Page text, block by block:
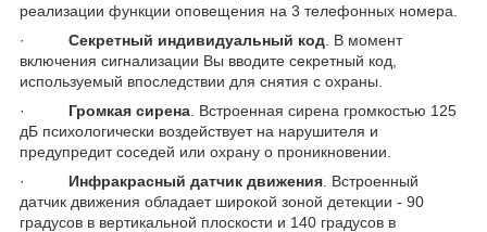
реализации функции оповещения на 3 телефонных номера.
· Секретный индивидуальный код . В момент
включения сигнализации Вы вводите секретный код,
используемый впоследствии для снятия с охраны.
· Громкая сирена . Встроенная сирена громкостью 125
дБ психологически воздействует на нарушителя и
предупредит соседей или охрану о проникновении.
· Инфракрасный датчик движения . Встроенный
датчик движения обладает широкой зоной детекции - 90
градусов в вертикальной плоскости и 140 градусов в